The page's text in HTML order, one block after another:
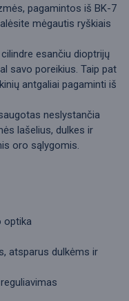
pagamintos iš BK-7
mėgautis ryškiais
esančiu dioptrijų
savo poreikius. Taip pat
antgaliai pagaminti iš
neslystančia
lašelius, dulkes ir
oro sąlygomis.
optika
atsparus dulkėms ir